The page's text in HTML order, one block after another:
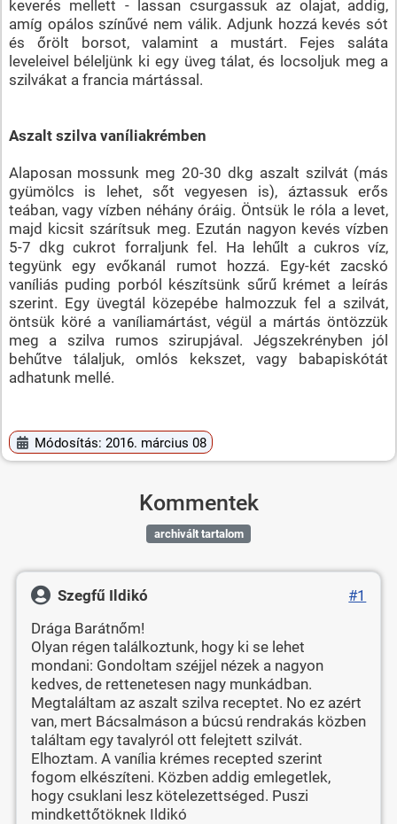
keverés mellett - lassan csurgassuk az olajat, addig,
amíg opálos színűvé nem válik. Adjunk hozzá kevés sót
és őrölt borsot, valamint a mustárt. Fejes saláta
leveleivel béleljünk ki egy üveg tálat, és locsoljuk meg a
szilvákat a francia mártással.
Aszalt szilva vaníliakrémben
Alaposan mossunk meg 20-30 dkg aszalt szilvát (más
gyümölcs is lehet, sőt vegyesen is), áztassuk erős
teában, vagy vízben néhány óráig. Öntsük le róla a levet,
majd kicsit szárítsuk meg. Ezután nagyon kevés vízben
5-7 dkg cukrot forraljunk fel. Ha lehűlt a cukros víz,
tegyünk egy evőkanál rumot hozzá. Egy-két zacskó
vaníliás puding porból készítsünk sűrű krémet a leírás
szerint. Egy üvegtál közepébe halmozzuk fel a szilvát,
öntsük köré a vaníliamártást, végül a mártás öntözzük
meg a szilva rumos szirupjával. Jégszekrényben jól
behűtve tálaljuk, omlós kekszet, vagy babapiskótát
adhatunk mellé.
Módosítás: 2016. március 08
Kommentek
archivált tartalom
Szegfű Ildikó
#1
Drága Barátnőm!
Olyan régen találkoztunk, hogy ki se lehet
mondani: Gondoltam széjjel nézek a nagyon
kedves, de rettenetesen nagy munkádban.
Megtaláltam az aszalt szilva receptet. No ez azért
van, mert Bácsalmáson a búcsú rendrakás közben
találtam egy tavalyról ott felejtett szilvát.
Elhoztam. A vanília krémes recepted szerint
fogom elkészíteni. Közben addig emlegetlek,
hogy csuklani lesz kötelezettséged. Puszi
mindkettőtöknek Ildikó